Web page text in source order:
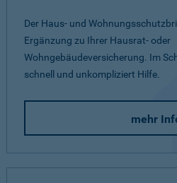
Der Haus- und
Ergänzung zu Ihrer Hausrat- oder
Wohngebäudeversicherung. Im
schnell und unkompliziert Hilfe.
mehr